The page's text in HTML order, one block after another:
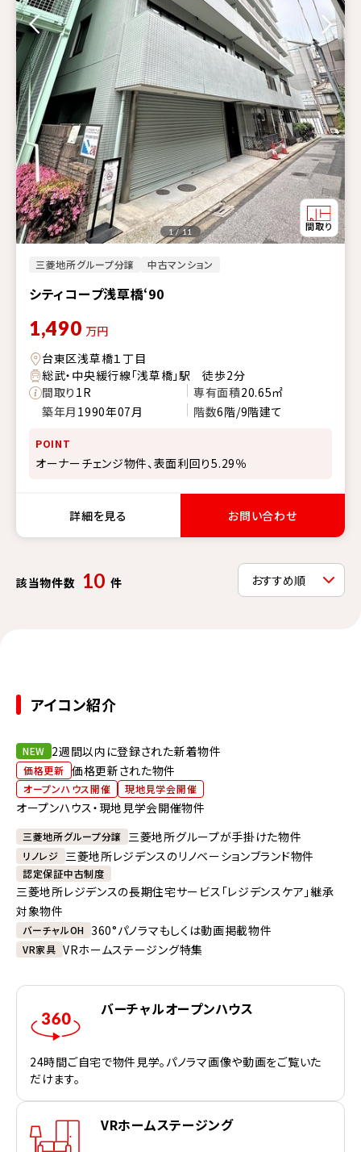
三菱地所グループ分譲 中古マンション
シティコープ浅草橋‘90
1 / 11
1,490 万円
台東区浅草橋１丁目
総武・中央緩行線「浅草橋」駅 徒歩2分
間取り1R 専有面積20.65㎡
築年月 1990年07月 階数6階/9階建て
POINT
オーナーチェンジ物件、表面利回り5.29％
詳細を見る お問い合わせ
該当物件数 10 件
アイコン紹介
NEW 2週間以内に登録された新着物件
価格更新 価格更新された物件
オープンハウス開催 現地見学会開催
オープンハウス・現地見学会開催物件
三菱地所グループ分譲 三菱地所グループが手掛けた物件
リノレジ 三菱地所レジデンスのリノベーションブランド物件
認定保証中古制度
三菱地所レジデンスの長期住宅サービス「レジデンスケア」継承
対象物件
バーチャルOH 360°パノラマもしくは動画掲載物件
VR家具 VRホームステージング特集
バーチャルオープンハウス
24時間ご自宅で物件見学。パノラマ画像や動画をご覧いた
だけます。
VRホームステージング